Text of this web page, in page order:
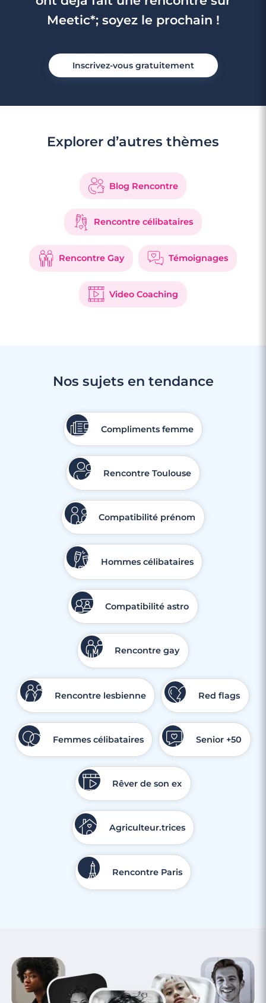
Meetic*; soyez le prochain !
Inscrivez-vous gratuitement
Explorer d’autres thèmes
Blog Rencontre
Rencontre célibataires
Rencontre Gay Témoignages
Video Coaching
Nos sujets en tendance
Compliments femme
Rencontre Toulouse
Compatibilité prénom
Hommes célibataires
Compatibilité astro
Rencontre gay
Rencontre lesbienne Red flags
Femmes célibataires Senior +50
Rêver de son ex
Agriculteur.trices
Rencontre Paris